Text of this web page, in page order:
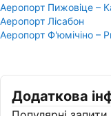
Аеропорт Пижовіце –
Аеропорт Лісабон
Аеропорт Ф'юмічіно –
Додаткова